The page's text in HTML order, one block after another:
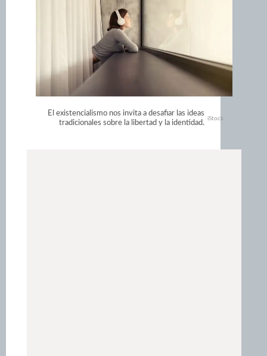
El existencialismo nos invita a desafiar las ideas
tradicionales sobre la libertad y la identidad.
iStock